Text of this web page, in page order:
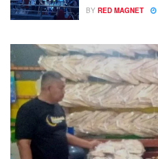
BY RED MAGNET